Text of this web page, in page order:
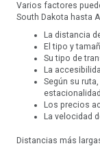
Varios factores
South Dakota hasta
La distancia
El tipo y
Su tipo de
La
Según su
estacionalidad
Los precios
La velocidad
Distancias más